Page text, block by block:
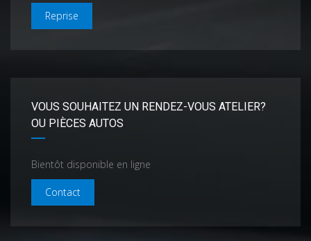
Reprise
VOUS SOUHAITEZ UN RENDEZ-VOUS ATELIER?
OU PIÈCES AUTOS
Bientôt disponible en ligne
Contact